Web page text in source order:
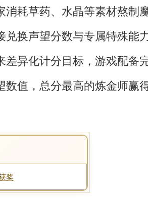
耗草药、水晶等素材熬制
换声望分数与专属特殊能
异化计分目标，游戏配备
值，总分最高的炼金师赢
奖